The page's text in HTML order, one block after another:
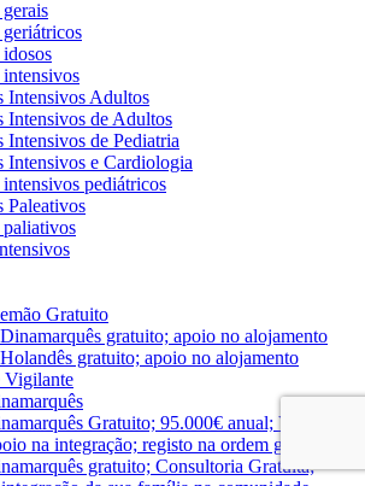
Intensivos Adultos
Intensivos de Adultos
Intensivos de Pediatria
Intensivos e Cardiologia
pediátricos
Paleativos
Gratuito
gratuito; apoio no alojamento
gratuito; apoio no alojamento
Vigilante
Gratuito; 95.000€ anual; Viagens
na integração; registo na ordem gratuito
gratuito; Consultoria Gratuita;